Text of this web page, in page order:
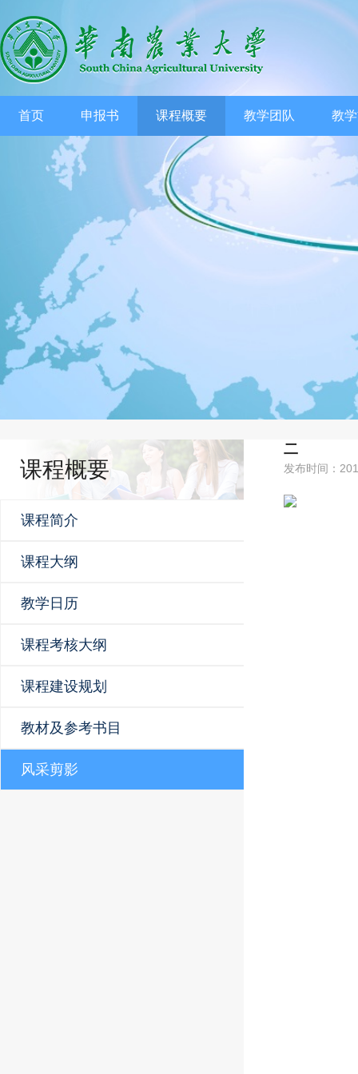
首页 申报书 课程概要 教学团队 教
课程概要
课程简介
课程大纲
教学日历
课程考核大纲
课程建设规划
教材及参考书目
风采剪影
二
发布时间：